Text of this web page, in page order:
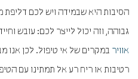
הסיבות היא שבמידה ויש לכם
גבוהה, וזה יכול לייצר לכם: עובש
אוויר במקרים של אי טיפול. לכן אנו
רטיבות או ריח רע אל תמתינו עם